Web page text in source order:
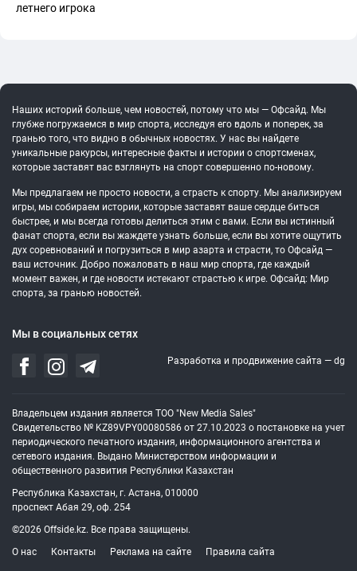
летнего игрока
Наших историй больше, чем новостей, потому что мы — Офсайд. Мы
глубже погружаемся в мир спорта, исследуя его вдоль и поперек, за
гранью того, что видно в обычных новостях. У нас вы найдете
уникальные ракурсы, интересные факты и истории о спортсменах,
которые заставят вас взглянуть на спорт совершенно по-новому.
Мы предлагаем не просто новости, а страсть к спорту. Мы анализируем
игры, мы собираем истории, которые заставят ваше сердце биться
быстрее, и мы всегда готовы делиться этим с вами. Если вы истинный
фанат спорта, если вы жаждете узнать больше, если вы хотите ощутить
дух соревнований и погрузиться в мир азарта и страсти, то Офсайд —
ваш источник. Добро пожаловать в наш мир спорта, где каждый
момент важен, и где новости истекают страстью к игре. Офсайд: Мир
спорта, за гранью новостей.
Мы в социальных сетях
Разработка и продвижение сайта — dg
Владельцем издания является ТОО "New Media Sales"
Свидетельство № KZ89VPY00080586 от 27.10.2023 о постановке на учет
периодического печатного издания, информационного агентства и
сетевого издания. Выдано Министерством информации и
общественного развития Республики Казахстан
Республика Казахстан, г. Астана, 010000
проспект Абая 29, оф. 254
©2026 Offside.kz. Все права защищены.
О нас
Контакты Реклама на сайте Правила сайта